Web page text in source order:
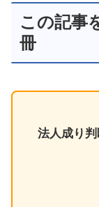
この記事
冊
法人成り